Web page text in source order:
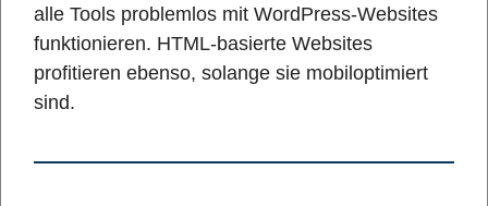
alle Tools problemlos mit WordPress-Websites
funktionieren. HTML-basierte Websites
profitieren ebenso, solange sie mobiloptimiert
sind.